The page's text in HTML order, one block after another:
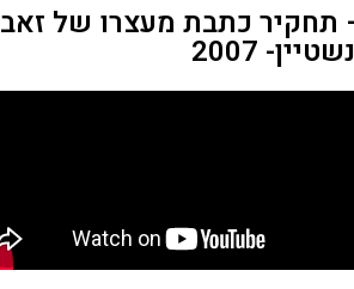
כתבת מעצרו של זאב
2007